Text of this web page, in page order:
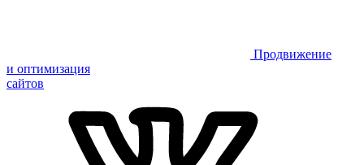
Продвижение
и оптимизация
сайтов